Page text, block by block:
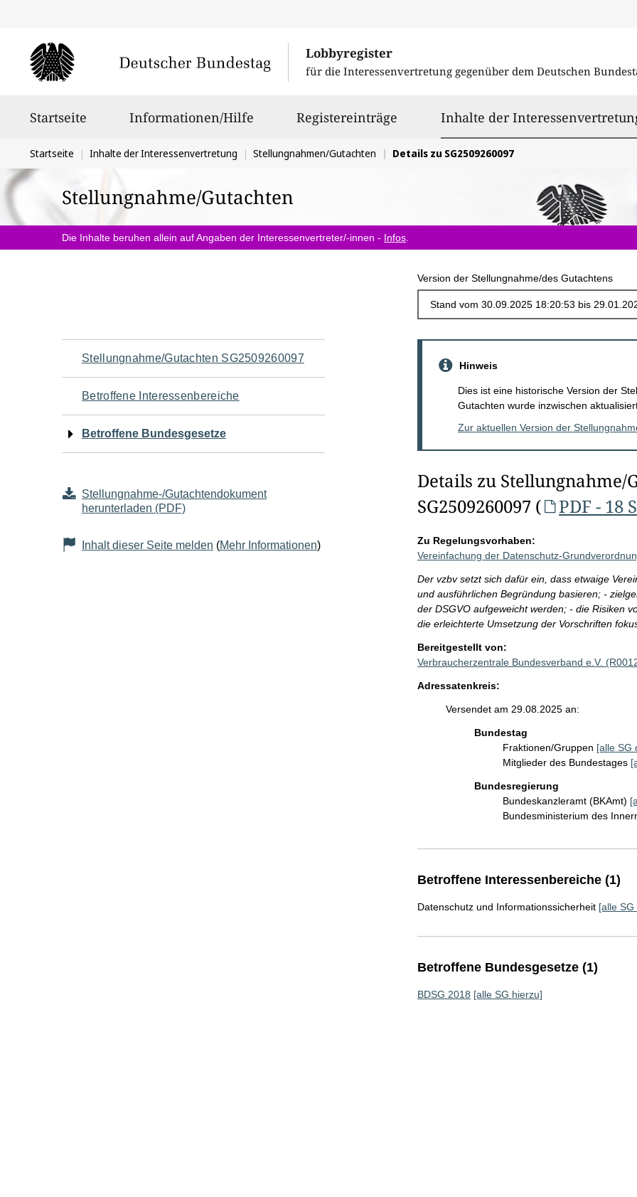
Lobbyregister
für die Interessenvertretung gegenüber dem Deutschen
Startseite Informationen/Hilfe Registereinträge Inhalte der
Sie
befinden
sich
hier:
Startseite Inhalte der Interessenvertretung Stellungnahmen/Gutachten Details zu SG2509260097
Stellungnahme/Gutachten
Die Inhalte beruhen allein auf Angaben der Interessenvertreter/-innen - Infos
Version der Stellungnahme/des Gutachtens
Navigation
für
den
Seiteninhalt
Stellungnahme/Gutachten SG2509260097
Betroffene Interessenbereiche
Betroffene Bundesgesetze
Stellungnahme-/Gutachtendokument
herunterladen (PDF)
Inhalt dieser Seite melden (Mehr Informationen)
Hinweis
Dies ist eine historische Version der
Gutachten wurde inzwischen
Zur aktuellen Version der
Details zu Stellungnahme/
SG2509260097 (
PDF - 18
Zu Regelungsvorhaben:
Vereinfachung der Datenschutz-
Der vzbv setzt sich dafür ein, dass etwaige
und ausführlichen Begründung basieren; -
der DSGVO aufgeweicht werden; - die Risiken
die erleichterte Umsetzung der Vorschriften
Bereitgestellt von:
Verbraucherzentrale Bundesverband e.V.
Adressatenkreis:
Versendet am 29.08.2025 an:
Bundestag
Fraktionen/Gruppen [alle SG
Mitglieder des Bundestages
Bundesregierung
Bundeskanzleramt (BKAmt)
Bundesministerium des
Betroffene Interessenbereiche (1)
Datenschutz und Informationssicherheit [alle
Betroffene Bundesgesetze (1)
BDSG 2018 [alle SG hierzu]